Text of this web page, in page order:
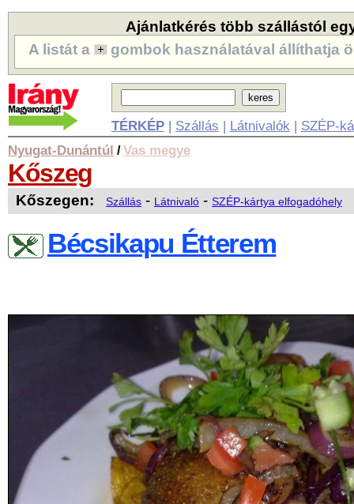
Ajánlatkérés több szállástól
A listát a
gombok használatával állíthatja
TÉRKÉP| Szállás | Látnivalók | SZÉP-
Nyugat-Dunántúl /Vas megye
Kőszeg
Kőszegen: Szállás - Látnivaló - SZÉP-kártya elfogadóhely
Bécsikapu Étterem